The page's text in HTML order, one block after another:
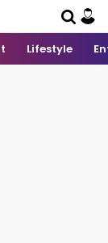
Lifestyle